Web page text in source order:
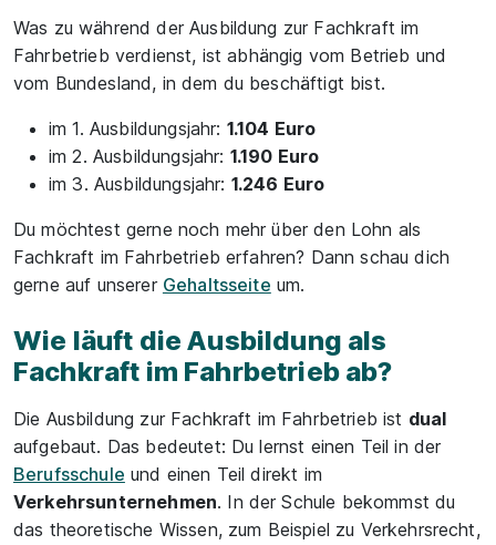
Was zu während der Ausbildung zur Fachkraft im
Fahrbetrieb verdienst, ist abhängig vom Betrieb und
vom Bundesland, in dem du beschäftigt bist.
im 1. Ausbildungsjahr: 1.104 Euro
im 2. Ausbildungsjahr: 1.190 Euro
im 3. Ausbildungsjahr: 1.246 Euro
Du möchtest gerne noch mehr über den Lohn als
Fachkraft im Fahrbetrieb erfahren? Dann schau dich
gerne auf unserer Gehaltsseite um.
Wie läuft die Ausbildung als
Fachkraft im Fahrbetrieb ab?
Die Ausbildung zur Fachkraft im Fahrbetrieb ist dual
aufgebaut. Das bedeutet: Du lernst einen Teil in der
Berufsschule und einen Teil direkt im
Verkehrsunternehmen. In der Schule bekommst du
das theoretische Wissen, zum Beispiel zu Verkehrsrecht,